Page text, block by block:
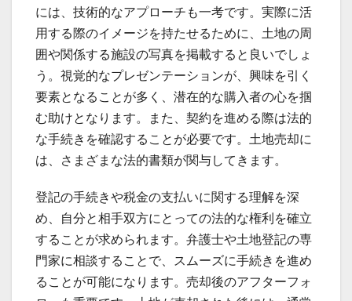
には、技術的なアプローチも一考です。実際に活
用する際のイメージを持たせるために、土地の周
囲や関係する施設の写真を掲載すると良いでしょ
う。視覚的なプレゼンテーションが、興味を引く
要素となることが多く、潜在的な購入者の心を掴
む助けとなります。また、契約を進める際は法的
な手続きを確認することが必要です。土地売却に
は、さまざまな法的書類が関与してきます。
登記の手続きや税金の支払いに関する理解を深
め、自分と相手双方にとっての法的な権利を確立
することが求められます。弁護士や土地登記の専
門家に相談することで、スムーズに手続きを進め
ることが可能になります。売却後のアフターフォ